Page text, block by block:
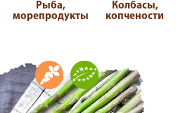
Рыба,
морепродукты
Колбасы,
копчености